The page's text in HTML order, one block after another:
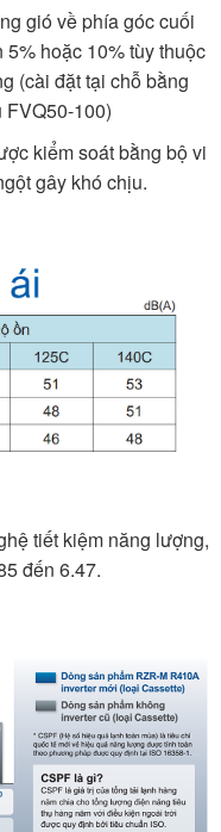
gió về phía góc cuối
hoặc 10% tùy thuộc
(cài đặt tại chỗ bằng
100)
kiểm soát bằng bộ vi
gây khó chịu.
tiết kiệm năng lượng,
đến 6.47.